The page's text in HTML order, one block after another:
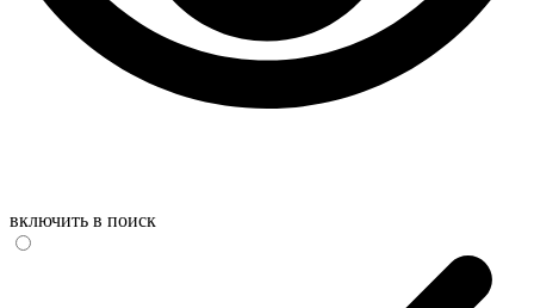
включить в поиск